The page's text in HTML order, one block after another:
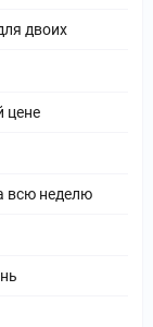
двоих
цене
всю неделю